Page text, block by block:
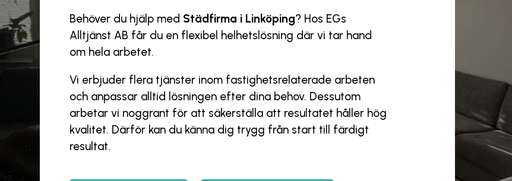
Behöver du hjälp med Städfirma i Linköping? Hos EGs
Alltjänst AB får du en flexibel helhetslösning där vi tar hand
om hela arbetet.
Vi erbjuder flera tjänster inom fastighetsrelaterade arbeten
och anpassar alltid lösningen efter dina behov. Dessutom
arbetar vi noggrant för att säkerställa att resultatet håller hög
kvalitet. Därför kan du känna dig trygg från start till färdigt
resultat.